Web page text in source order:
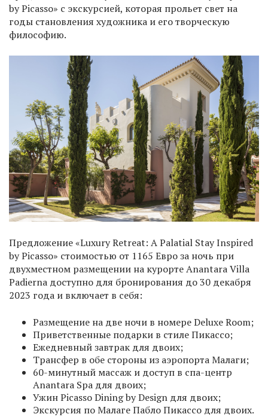
by Picasso» с экскурсией, которая прольет свет на
годы становления художника и его творческую
философию.
Предложение «Luxury Retreat: A Palatial Stay Inspired
by Picasso» стоимостью от 1165 Евро за ночь при
двухместном размещении на курорте Anantara Villa
Padierna доступно для бронирования до 30 декабря
2023 года и включает в себя:
Размещение на две ночи в номере Deluxe Room;
Приветственные подарки в стиле Пикассо;
Ежедневный завтрак для двоих;
Трансфер в обе стороны из аэропорта Малаги;
60-минутный массаж и доступ в спа-центр
Anantara Spa для двоих;
Ужин Picasso Dining by Design для двоих;
Экскурсия по Малаге Пабло Пикассо для двоих.